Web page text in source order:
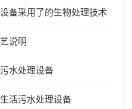
备采用了的生物处理技术
说明
水处理设备
活污水处理设备